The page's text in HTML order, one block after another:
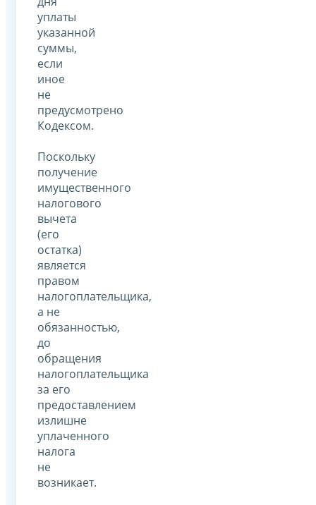
уплаты
указанной
суммы,
если
иное
не
предусмотрено
Кодексом.
Поскольку
получение
имущественного
налогового
вычета
(его
остатка)
является
правом
налогоплательщика,
а не
обязанностью,
до
обращения
налогоплательщика
за его
предоставлением
излишне
уплаченного
налога
не
возникает.